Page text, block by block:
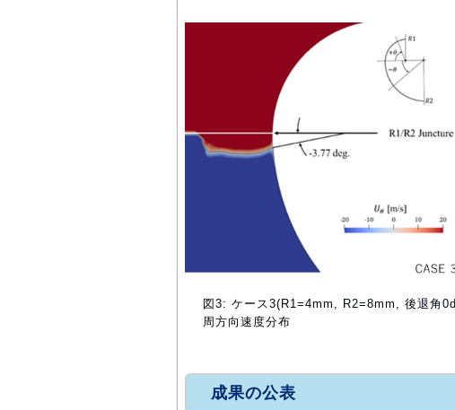
図3: ケース3(R1=4mm, R2=8mm, 後退角
周方向速度分布
成果の公表